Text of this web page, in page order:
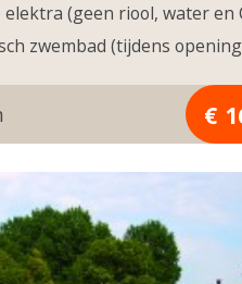
(geen riool, water en
zwembad (tijdens